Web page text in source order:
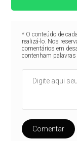
* O conteúdo de
realizá-lo. Nos
comentários em
contenham
Comentar